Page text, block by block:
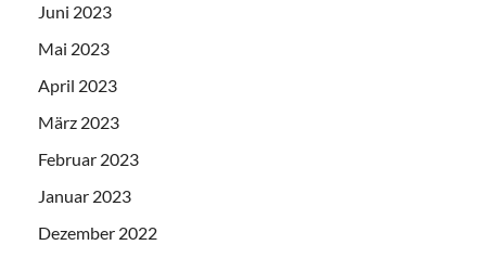
Juni 2023
Mai 2023
April 2023
März 2023
Februar 2023
Januar 2023
Dezember 2022